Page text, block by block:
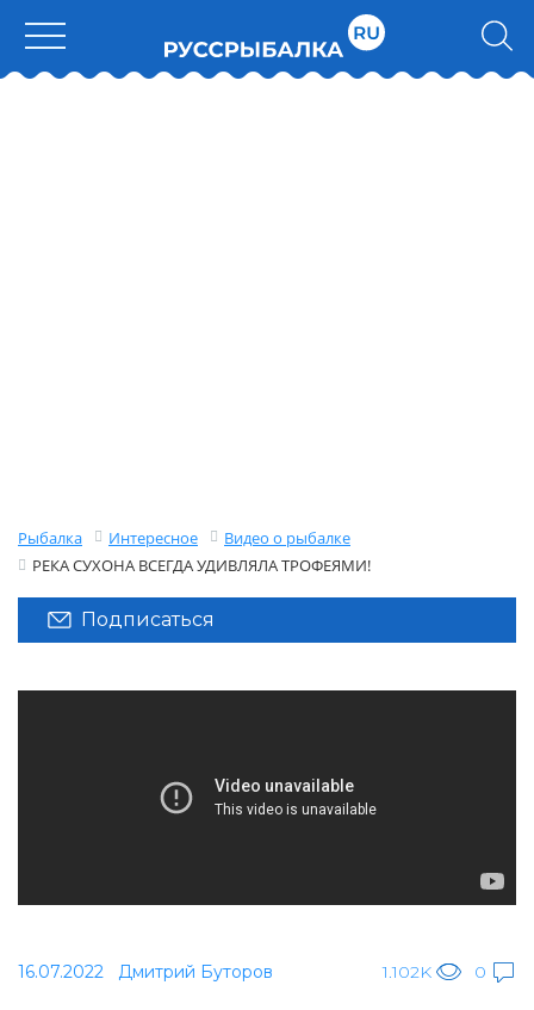
Рыбалка Интересное
Видео о рыбалке
РЕКА СУХОНА ВСЕГДА УДИВЛЯЛА ТРОФЕЯМИ!
Подписаться
16.07.2022 Дмитрий Буторов 1.102K 0